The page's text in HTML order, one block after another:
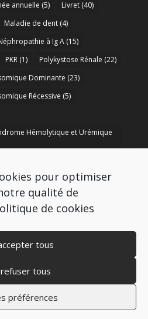
pour optimiser
qualité de
de cookies
tous
tous
préférences
annuelle (5) Livret(40)
Maladie de dent(4)
à Ig A(15)
PKR(1) Polykystose Rénale (22)
Dominante (23)
Récessive (5)
Hémolytique et Urémique
Syndrome d’Alport(37)
2026 AIRG - FRANCE
–Politique de cookies
des données